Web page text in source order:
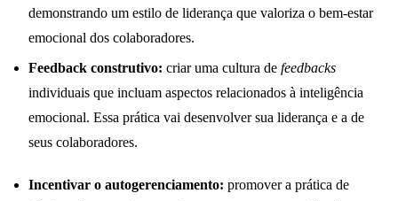
demonstrando um estilo de liderança que valoriza o bem-estar
emocional dos colaboradores.
Feedback construtivo: criar uma cultura de feedbacks
individuais que incluam aspectos relacionados à inteligência
emocional. Essa prática vai desenvolver sua liderança e a de
seus colaboradores.
Incentivar o autogerenciamento: promover a prática de